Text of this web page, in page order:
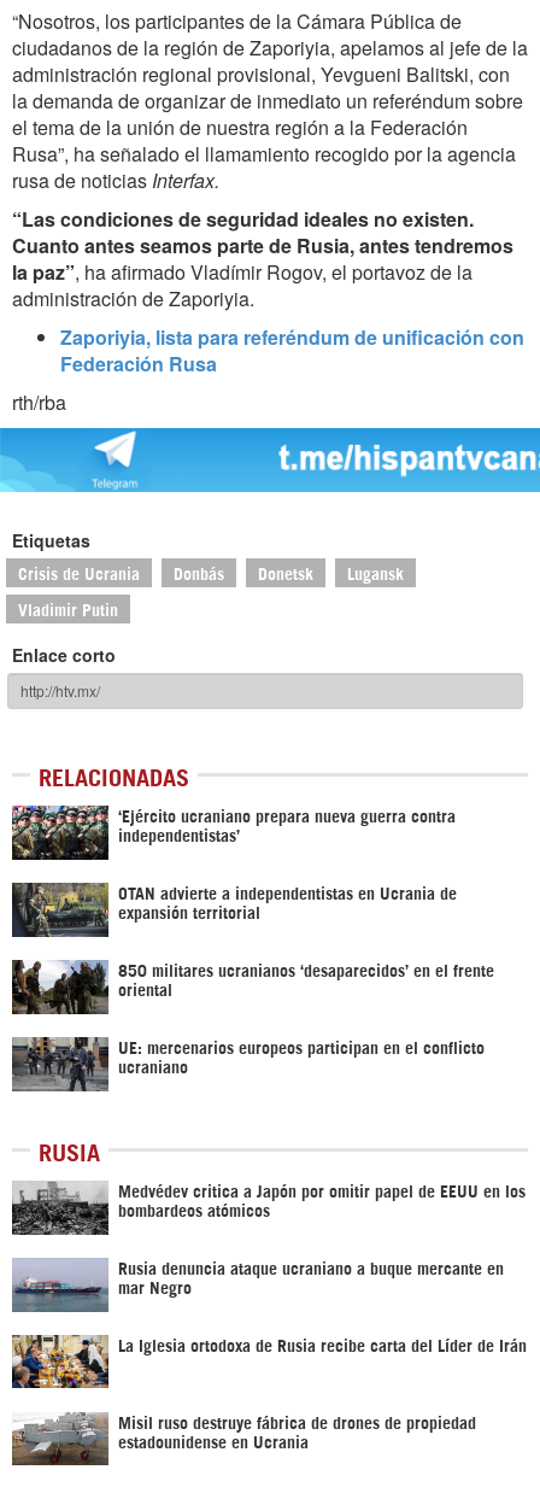
“Nosotros, los participantes de la Cámara Pública de
ciudadanos de la región de Zaporiyia, apelamos al jefe de la
administración regional provisional, Yevgueni Balitski, con
la demanda de organizar de inmediato un referéndum sobre
el tema de la unión de nuestra región a la Federación
Rusa”, ha señalado el llamamiento recogido por la agencia
rusa de noticias Interfax.
“Las condiciones de seguridad ideales no existen.
Cuanto antes seamos parte de Rusia, antes tendremos
la paz”, ha afirmado Vladímir Rogov, el portavoz de la
administración de Zaporiyia.
Zaporiyia, lista para referéndum de unificación con
Federación Rusa
rth/rba
Etiquetas
Crisis de Ucrania Donbás Donetsk Lugansk
Vladimir Putin
Enlace corto
RELACIONADAS
‘Ejército ucraniano prepara nueva guerra contra
independentistas’
OTAN advierte a independentistas en Ucrania de
expansión territorial
850 militares ucranianos ‘desaparecidos’ en el frente
oriental
UE: mercenarios europeos participan en el conflicto
ucraniano
RUSIA
Medvédev critica a Japón por omitir papel de EEUU en los
bombardeos atómicos
Rusia denuncia ataque ucraniano a buque mercante en
mar Negro
La Iglesia ortodoxa de Rusia recibe carta del Líder de Irán
Misil ruso destruye fábrica de drones de propiedad
estadounidense en Ucrania